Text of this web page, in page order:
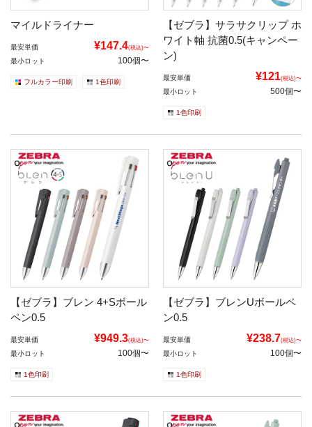
マイルドライナー
最安単価 ¥147.4(税込)〜
最小ロット 100個〜
フルカラー印刷 1色印刷
【ゼブラ】サラサクリップ ホ
ワイト軸 抗菌0.5(キャンペー
ン)
最安単価 ¥121(税込)〜
最小ロット 500個〜
1色印刷
【ゼブラ】ブレン 4+Sボール
ペン0.5
最安単価 ¥949.3(税込)〜
最小ロット 100個〜
1色印刷
【ゼブラ】ブレンUボールペ
ン0.5
最安単価 ¥238.7(税込)〜
最小ロット 100個〜
1色印刷